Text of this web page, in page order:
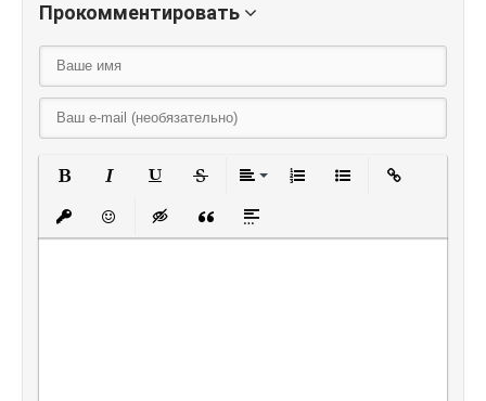
Прокомментировать
Вставить защищенную ссылку
Вставить смайлик
Вставка скрытого текста
Вставка цитаты
Вставка спойлера